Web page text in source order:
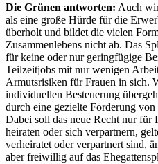
Die Grünen antworten: Auch
als eine große Hürde für die
überholt und bildet die vielen
Zusammenlebens nicht ab. Das
für keine oder nur geringfügige
Teilzeitjobs mit nur wenigen
Armutsrisiken für Frauen in sich.
individuellen Besteuerung
durch eine gezielte Förderung
Dabei soll das neue Recht nur für
heiraten oder sich verpartnern,
verheiratet oder verpartnert sind,
aber freiwillig auf das